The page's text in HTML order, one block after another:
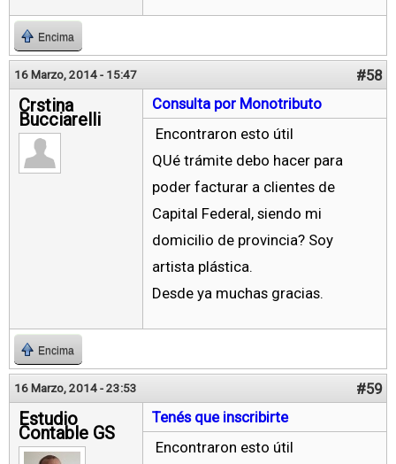
Encima
16 Marzo, 2014 - 15:47 #58
Crstina
Bucciarelli
Consulta por Monotributo
Encontraron esto útil
QUé trámite debo hacer para
poder facturar a clientes de
Capital Federal, siendo mi
domicilio de provincia? Soy
artista plástica.
Desde ya muchas gracias.
Encima
16 Marzo, 2014 - 23:53 #59
Estudio
Contable GS
Tenés que inscribirte
Encontraron esto útil